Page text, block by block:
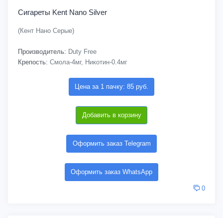
Сигареты Kent Nano Silver
(Кент Нано Серые)
Производитель: Duty Free
Крепость: Смола-4мг, Никотин-0.4мг
Цена за 1 пачку: 85 руб.
Добавить в корзину
Оформить заказ Telegram
Оформить заказ WhatsApp
0